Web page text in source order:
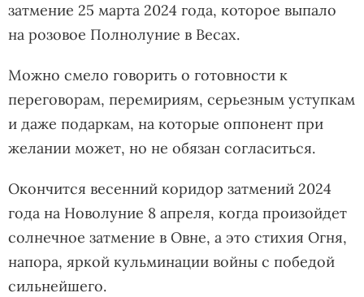
затмение 25 марта 2024 года, которое выпало
на розовое Полнолуние в Весах.
Можно смело говорить о готовности к
переговорам, перемириям, серьезным уступкам
и даже подаркам, на которые оппонент при
желании может, но не обязан согласиться.
Окончится весенний коридор затмений 2024
года на Новолуние 8 апреля, когда произойдет
солнечное затмение в Овне, а это стихия Огня,
напора, яркой кульминации войны с победой
сильнейшего.